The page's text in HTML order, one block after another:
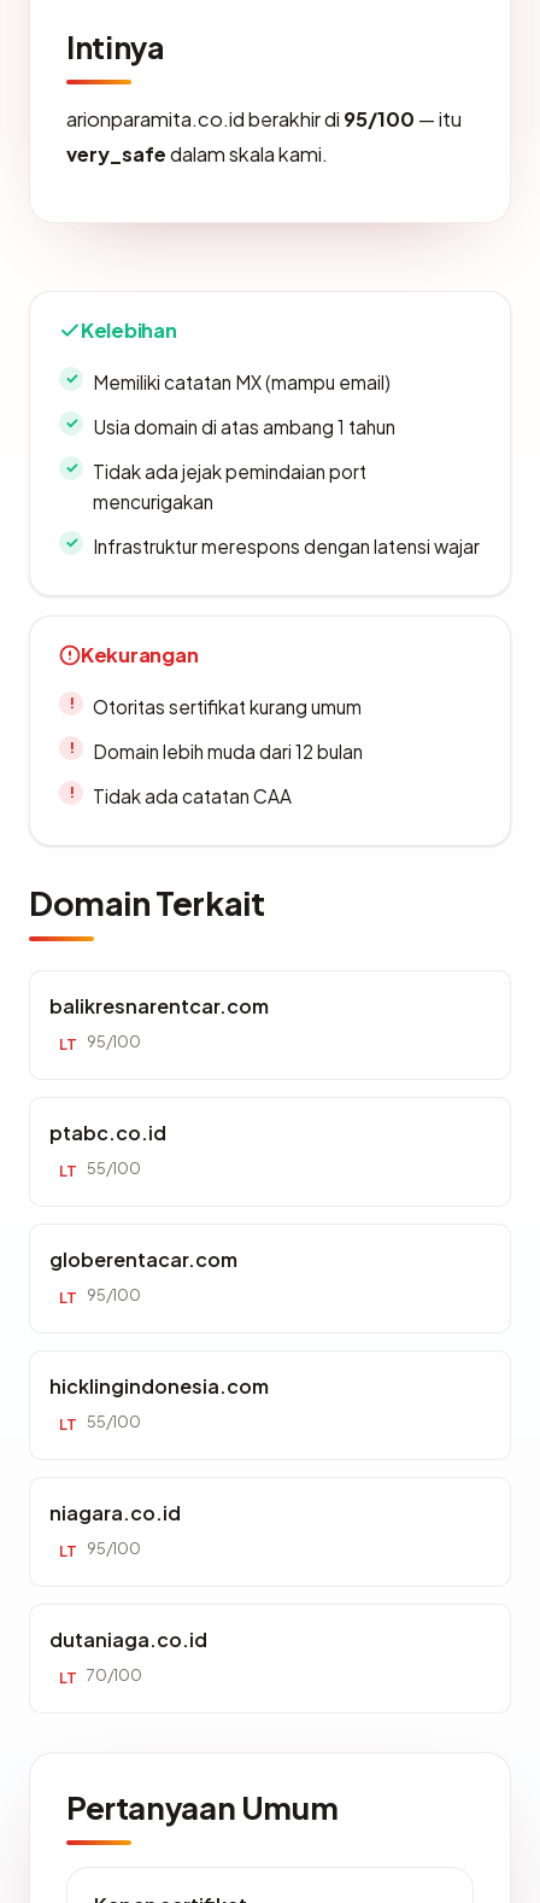
Intinya
arionparamita.co.id berakhir di 95/100 — itu
very_safedalam skala kami.
Kelebihan
Memiliki catatan MX (mampu email)
Usia domain di atas ambang 1 tahun
Tidak ada jejak pemindaian port
mencurigakan
Infrastruktur merespons dengan latensi wajar
Kekurangan
Otoritas sertifikat kurang umum
Domain lebih muda dari 12 bulan
Tidak ada catatan CAA
Domain Terkait
balikresnarentcar.com
LT 95/100
ptabc.co.id
LT 55/100
globerentacar.com
LT 95/100
hicklingindonesia.com
LT 55/100
niagara.co.id
LT 95/100
dutaniaga.co.id
LT 70/100
Pertanyaan Umum